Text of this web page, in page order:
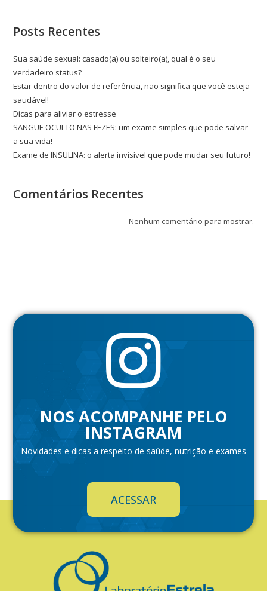
Posts Recentes
Sua saúde sexual: casado(a) ou solteiro(a), qual é o seu
verdadeiro status?
Estar dentro do valor de referência, não significa que você esteja
saudável!
Dicas para aliviar o estresse
SANGUE OCULTO NAS FEZES: um exame simples que pode salvar
a sua vida!
Exame de INSULINA: o alerta invisível que pode mudar seu futuro!
Comentários Recentes
Nenhum comentário para mostrar.
NOS ACOMPANHE PELO
INSTAGRAM
Novidades e dicas a respeito de saúde, nutrição e exames
ACESSAR